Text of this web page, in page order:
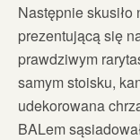
Następnie
prezentującą się
prawdziwym
samym stoisku,
udekorowana
BALem